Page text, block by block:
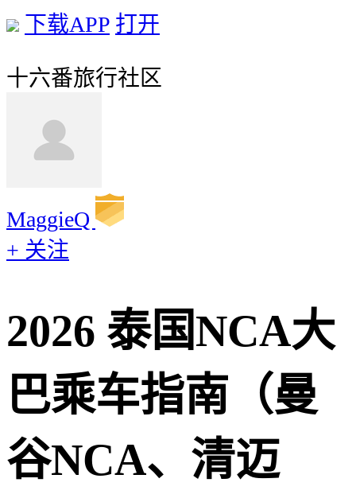
下载APP 打开
十六番旅行社区
MaggieQ
+ 关注
2026 泰国NCA大
巴乘车指南（曼
谷NCA、清迈